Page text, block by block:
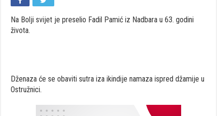
Na Bolji svijet je preselio Fadil Pamić iz Nadbara u 63. godini
života.
Dženaza će se obaviti sutra iza ikindije namaza ispred džamije u
Ostružnici.